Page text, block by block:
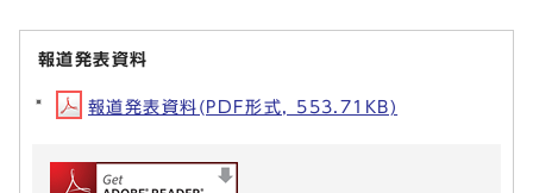
報道発表資料
報道発表資料(PDF形式, 553.71KB)